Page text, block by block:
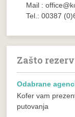
Mail :
Tel.: 00387
Zašto
Odabrane
Kofer vam
putovanja